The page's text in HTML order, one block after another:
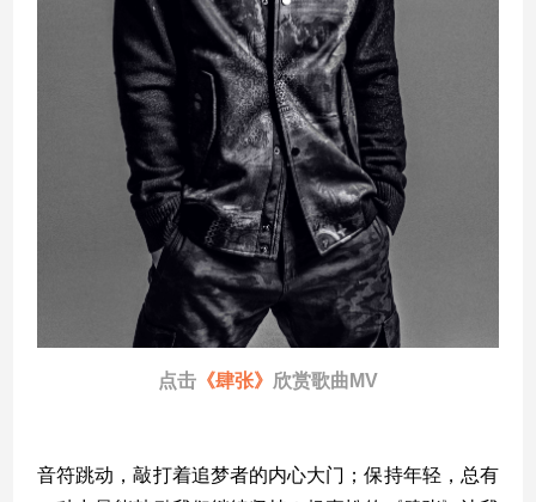
点击 《肆张》 欣赏歌曲MV
音符跳动，敲打着追梦者的内心大门；保持年轻，总有